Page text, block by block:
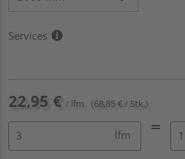
Services
22,95 € / lfm (68,85 € / Stk.)
lfm